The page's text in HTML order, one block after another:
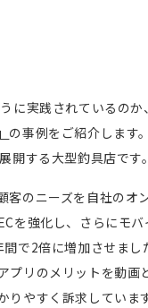
に実践されているのか
の事例をご紹介します
開する大型釣具店です。
客のニーズを自社のオ
を強化し、さらにモ
間で2倍に増加させまし
プリのメリットを動画
りやすく訴求していま